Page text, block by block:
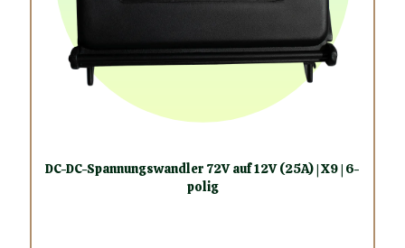
DC-DC-Spannungswandler 72V auf 12V (25A) | X9 | 6-
polig